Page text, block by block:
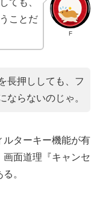
F
ても、
ことだ
長押ししても、フ
ならないのじゃ。
ターキー機能が有
面道理『キャンセ
。